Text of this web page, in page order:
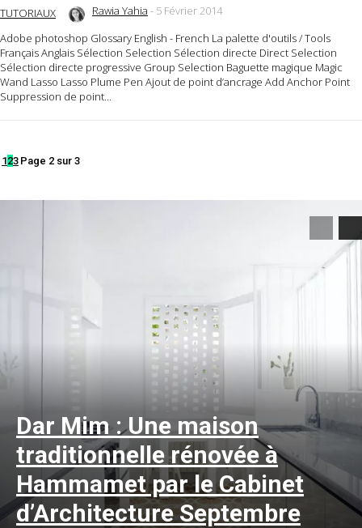
TUTORIAUX Rawia Yahia - 5 Février 2014
Adobe photoshop Glossary English - French La palette d'outils / Tools
Français Anglais Sélection Selection Sélection directe Direct Selection
Sélection directe progressive Group Selection Baguette magique Magic
Wand Lasso Lasso Plume Pen Ajout de point d’ancrage Add Anchor Point
Suppression de point...
123 Page 2 sur 3
Dar Mim : Une maison
traditionnelle rénovée à
Hammamet par le Cabinet
d’Architecture Septembre